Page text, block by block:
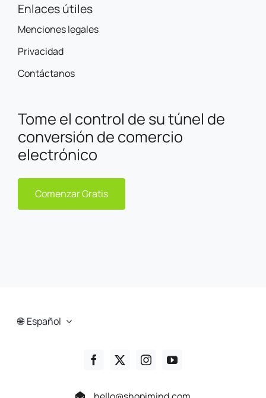
Enlaces útiles
Menciones legales
Privacidad
Contáctanos
Tome el control de su túnel de
conversión de comercio
electrónico
Comenzar Gratis
Español